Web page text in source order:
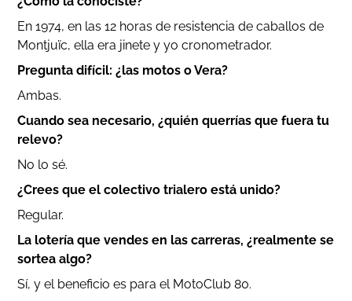
En 1974, en las 12 horas de resistencia de caballos de
Montjuïc, ella era jinete y yo cronometrador.
Pregunta difícil: ¿las motos o Vera?
Ambas.
Cuando sea necesario, ¿quién querrías que fuera tu
relevo?
No lo sé.
¿Crees que el colectivo trialero está unido?
Regular.
La lotería que vendes en las carreras, ¿realmente se
sortea algo?
Sí, y el beneficio es para el MotoClub 80.